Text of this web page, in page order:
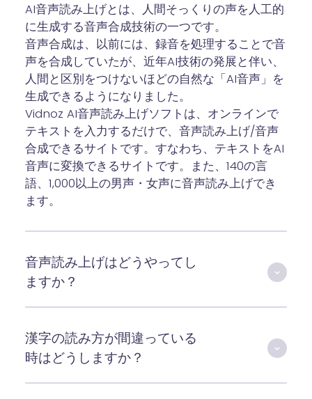
AI音声読み上げとは、人間そっくりの声を人工的
に生成する音声合成技術の一つです。
音声合成は、以前には、録音を処理することで音
声を合成していたが、近年AI技術の発展と伴い、
人間と区別をつけないほどの自然な「AI音声」を
生成できるようになりました。
Vidnoz AI音声読み上げソフトは、オンラインで
テキストを入力するだけで、音声読み上げ/音声
合成できるサイトです。すなわち、テキストをAI
音声に変換できるサイトです。また、140の言
語、1,000以上の男声・女声に音声読み上げでき
ます。
音声読み上げはどうやってし
ますか？
漢字の読み方が間違っている
時はどうしますか？